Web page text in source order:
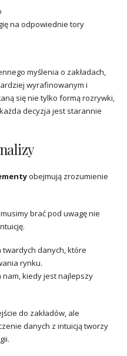
na odpowiednie tory
myślenia o zakładach,
wyrafinowanym i
się nie tylko formą rozrywki,
decyzja jest starannie
obejmują zrozumienie
brać pod uwagę nie
twardych danych, które
rynku.
kiedy jest najlepszy
do zakładów, ale
danych z intuicją tworzy